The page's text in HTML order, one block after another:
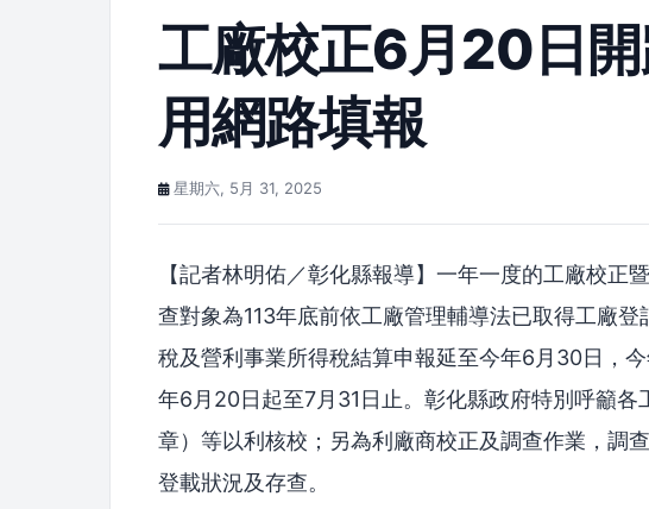
工廠校正6月20日
用網路填報
星期六, 5月 31, 2025
【記者林明佑／彰化縣報導】一年一度的工廠校正
查對象為113年底前依工廠管理輔導法已取得工廠
稅及營利事業所得稅結算申報延至今年6月30日，
年6月20日起至7月31日止。彰化縣政府特別呼籲各
章）等以利核校；另為利廠商校正及調查作業，調
登載狀況及存查。